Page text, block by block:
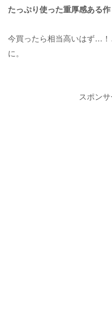
たっぷり使った重厚感ある作
今買ったら相当高いはず…！
に。
スポン